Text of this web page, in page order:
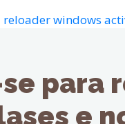
reloader windows
para
e